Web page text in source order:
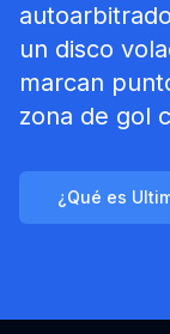
un disco
marcan
zona de gol
¿Qué es